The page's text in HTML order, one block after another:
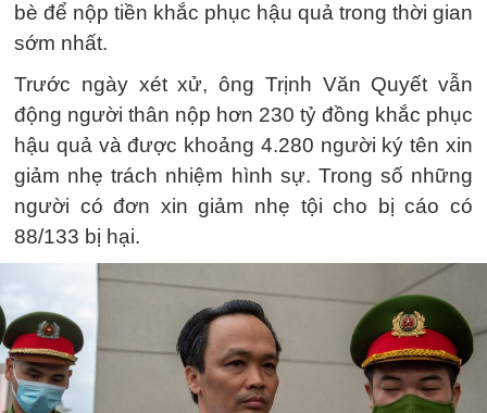
bè để nộp tiền khắc phục hậu quả trong thời gian
sớm nhất.
Trước ngày xét xử, ông Trịnh Văn Quyết vẫn
động người thân nộp hơn 230 tỷ đồng khắc phục
hậu quả và được khoảng 4.280 người ký tên xin
giảm nhẹ trách nhiệm hình sự. Trong số những
người có đơn xin giảm nhẹ tội cho bị cáo có
88/133 bị hại.